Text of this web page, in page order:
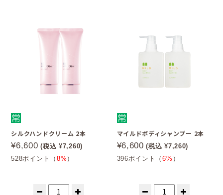
シルクハンドクリーム 2本
¥6,600 (税込 ¥7,260)
528ポイント（ 8% ）
マイルドボディシャンプー 2本
¥6,600 (税込 ¥7,260)
396ポイント（6% ）